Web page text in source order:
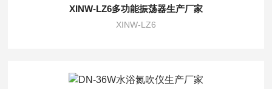
XINW-LZ6多功能振荡器生产厂家
XINW-LZ6